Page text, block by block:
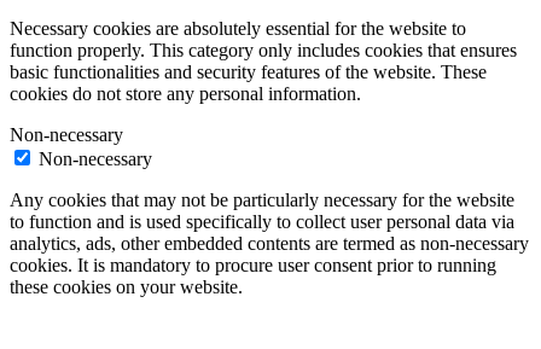
Necessary cookies are absolutely essential for the website to
function properly. This category only includes cookies that ensures
basic functionalities and security features of the website. These
cookies do not store any personal information.
Non-necessary
Non-necessary
Any cookies that may not be particularly necessary for the website
to function and is used specifically to collect user personal data via
analytics, ads, other embedded contents are termed as non-necessary
cookies. It is mandatory to procure user consent prior to running
these cookies on your website.